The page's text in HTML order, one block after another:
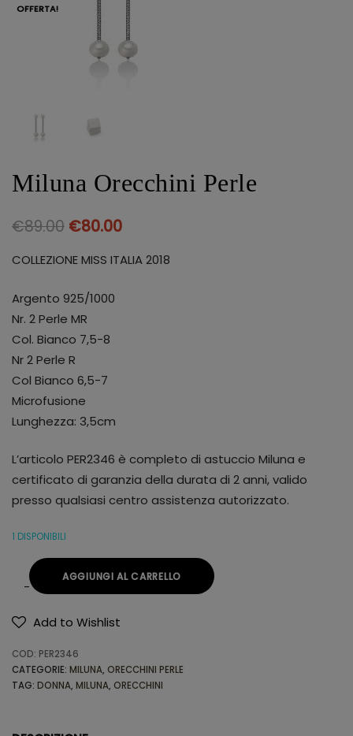
OFFERTA!
Miluna Orecchini Perle
€89.00 €80.00
COLLEZIONE MISS ITALIA 2018
Argento 925/1000
Nr. 2 Perle MR
Col. Bianco 7,5-8
Nr 2 Perle R
Col Bianco 6,5-7
Microfusione
Lunghezza: 3,5cm
L’articolo PER2346 è completo di astuccio Miluna e
certificato di garanzia della durata di 2 anni, valido
presso qualsiasi centro assistenza autorizzato.
1 DISPONIBILI
AGGIUNGI AL CARRELLO
Add to Wishlist
COD: PER2346
CATEGORIE: MILUNA, ORECCHINI PERLE
TAG: DONNA, MILUNA, ORECCHINI